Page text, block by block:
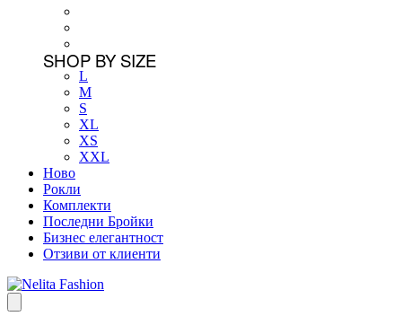
SHOP BY SIZE
L
M
S
XL
XS
XXL
Ново
Рокли
Комплекти
Последни Бройки
Бизнес елегантност
Отзиви от клиенти